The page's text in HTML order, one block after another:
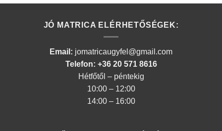
JÓ MATRICA ELÉRHETŐSÉGEK:
Email: jomatricaugyfel@gmail.com
Telefon: +36 20 571 8616
Hétfőtől – péntekig
10:00 – 12:00
14:00 – 16:00